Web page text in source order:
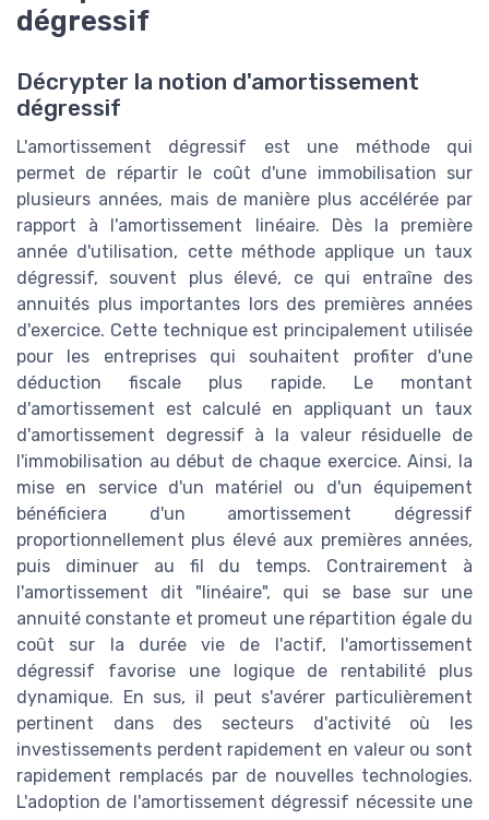
dégressif
Décrypter la notion d'amortissement
dégressif
L'amortissement dégressif est une méthode qui
permet de répartir le coût d'une immobilisation sur
plusieurs années, mais de manière plus accélérée par
rapport à l'amortissement linéaire. Dès la première
année d'utilisation, cette méthode applique un taux
dégressif, souvent plus élevé, ce qui entraîne des
annuités plus importantes lors des premières années
d'exercice. Cette technique est principalement utilisée
pour les entreprises qui souhaitent profiter d'une
déduction fiscale plus rapide. Le montant
d'amortissement est calculé en appliquant un taux
d'amortissement degressif à la valeur résiduelle de
l'immobilisation au début de chaque exercice. Ainsi, la
mise en service d'un matériel ou d'un équipement
bénéficiera d'un amortissement dégressif
proportionnellement plus élevé aux premières années,
puis diminuer au fil du temps. Contrairement à
l'amortissement dit "linéaire", qui se base sur une
annuité constante et promeut une répartition égale du
coût sur la durée vie de l'actif, l'amortissement
dégressif favorise une logique de rentabilité plus
dynamique. En sus, il peut s'avérer particulièrement
pertinent dans des secteurs d'activité où les
investissements perdent rapidement en valeur ou sont
rapidement remplacés par de nouvelles technologies.
L'adoption de l'amortissement dégressif nécessite une